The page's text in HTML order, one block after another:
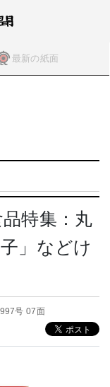
最新の紙面
特集：丸
」などけ
号 07面